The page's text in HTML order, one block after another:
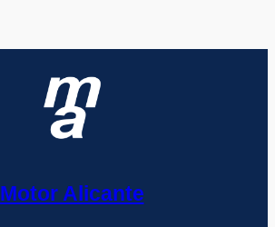
Motor Alicante